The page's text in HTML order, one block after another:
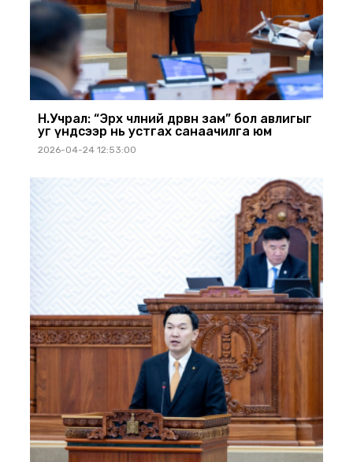
Н.Учрал: “Эрх чөлөөний дөрвөн зам” бол авлигыг
уг үндсээр нь устгах санаачилга юм
2026-04-24 12:53:00